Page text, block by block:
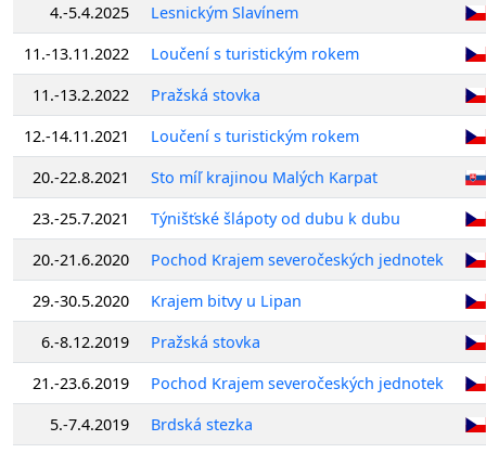
4.-5.4.2025
Lesnickým Slavínem
11.-13.11.2022
Loučení s turistickým rokem
11.-13.2.2022
Pražská stovka
12.-14.11.2021
Loučení s turistickým rokem
20.-22.8.2021
Sto míľ krajinou Malých Karpat
23.-25.7.2021
Týnišťské šlápoty od dubu k dubu
20.-21.6.2020
Pochod Krajem severočeských jednotek
29.-30.5.2020
Krajem bitvy u Lipan
6.-8.12.2019
Pražská stovka
21.-23.6.2019
Pochod Krajem severočeských jednotek
5.-7.4.2019
Brdská stezka